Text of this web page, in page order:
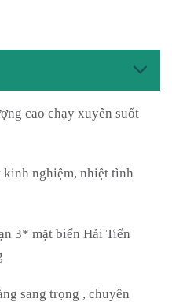
cao chạy xuyên suốt
nghiệm, nhiệt tình
3* mặt biển Hải Tiến
sang trọng , chuyên